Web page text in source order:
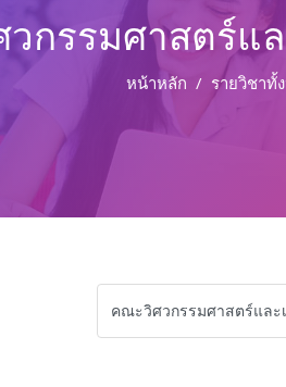
กรรมศาสตร์แ
หน้าหลัก รายวิชาทั้